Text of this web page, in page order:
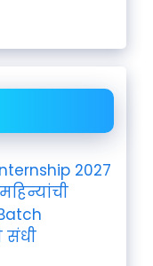
2027
संधी